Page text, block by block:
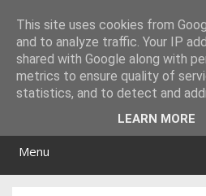
Menu
This site uses cookies from
and to analyze traffic. Your IP
shared with Google along with
metrics to ensure quality of
statistics, and to detect and
LEARN MORE